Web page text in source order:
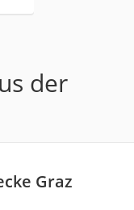
der
Graz